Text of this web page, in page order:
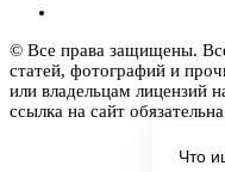
© Все права защищены.
статей, фотографий и
или владельцам лицензий
ссылка на сайт